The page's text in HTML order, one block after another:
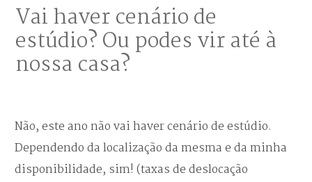
Vai haver cenário de
estúdio? Ou podes vir até à
nossa casa?
Não, este ano não vai haver cenário de estúdio.
Dependendo da localização da mesma e da minha
disponibilidade, sim! (taxas de deslocação